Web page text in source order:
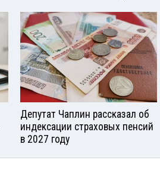
Депутат Чаплин рассказал об
индексации страховых пенсий
в 2027 году